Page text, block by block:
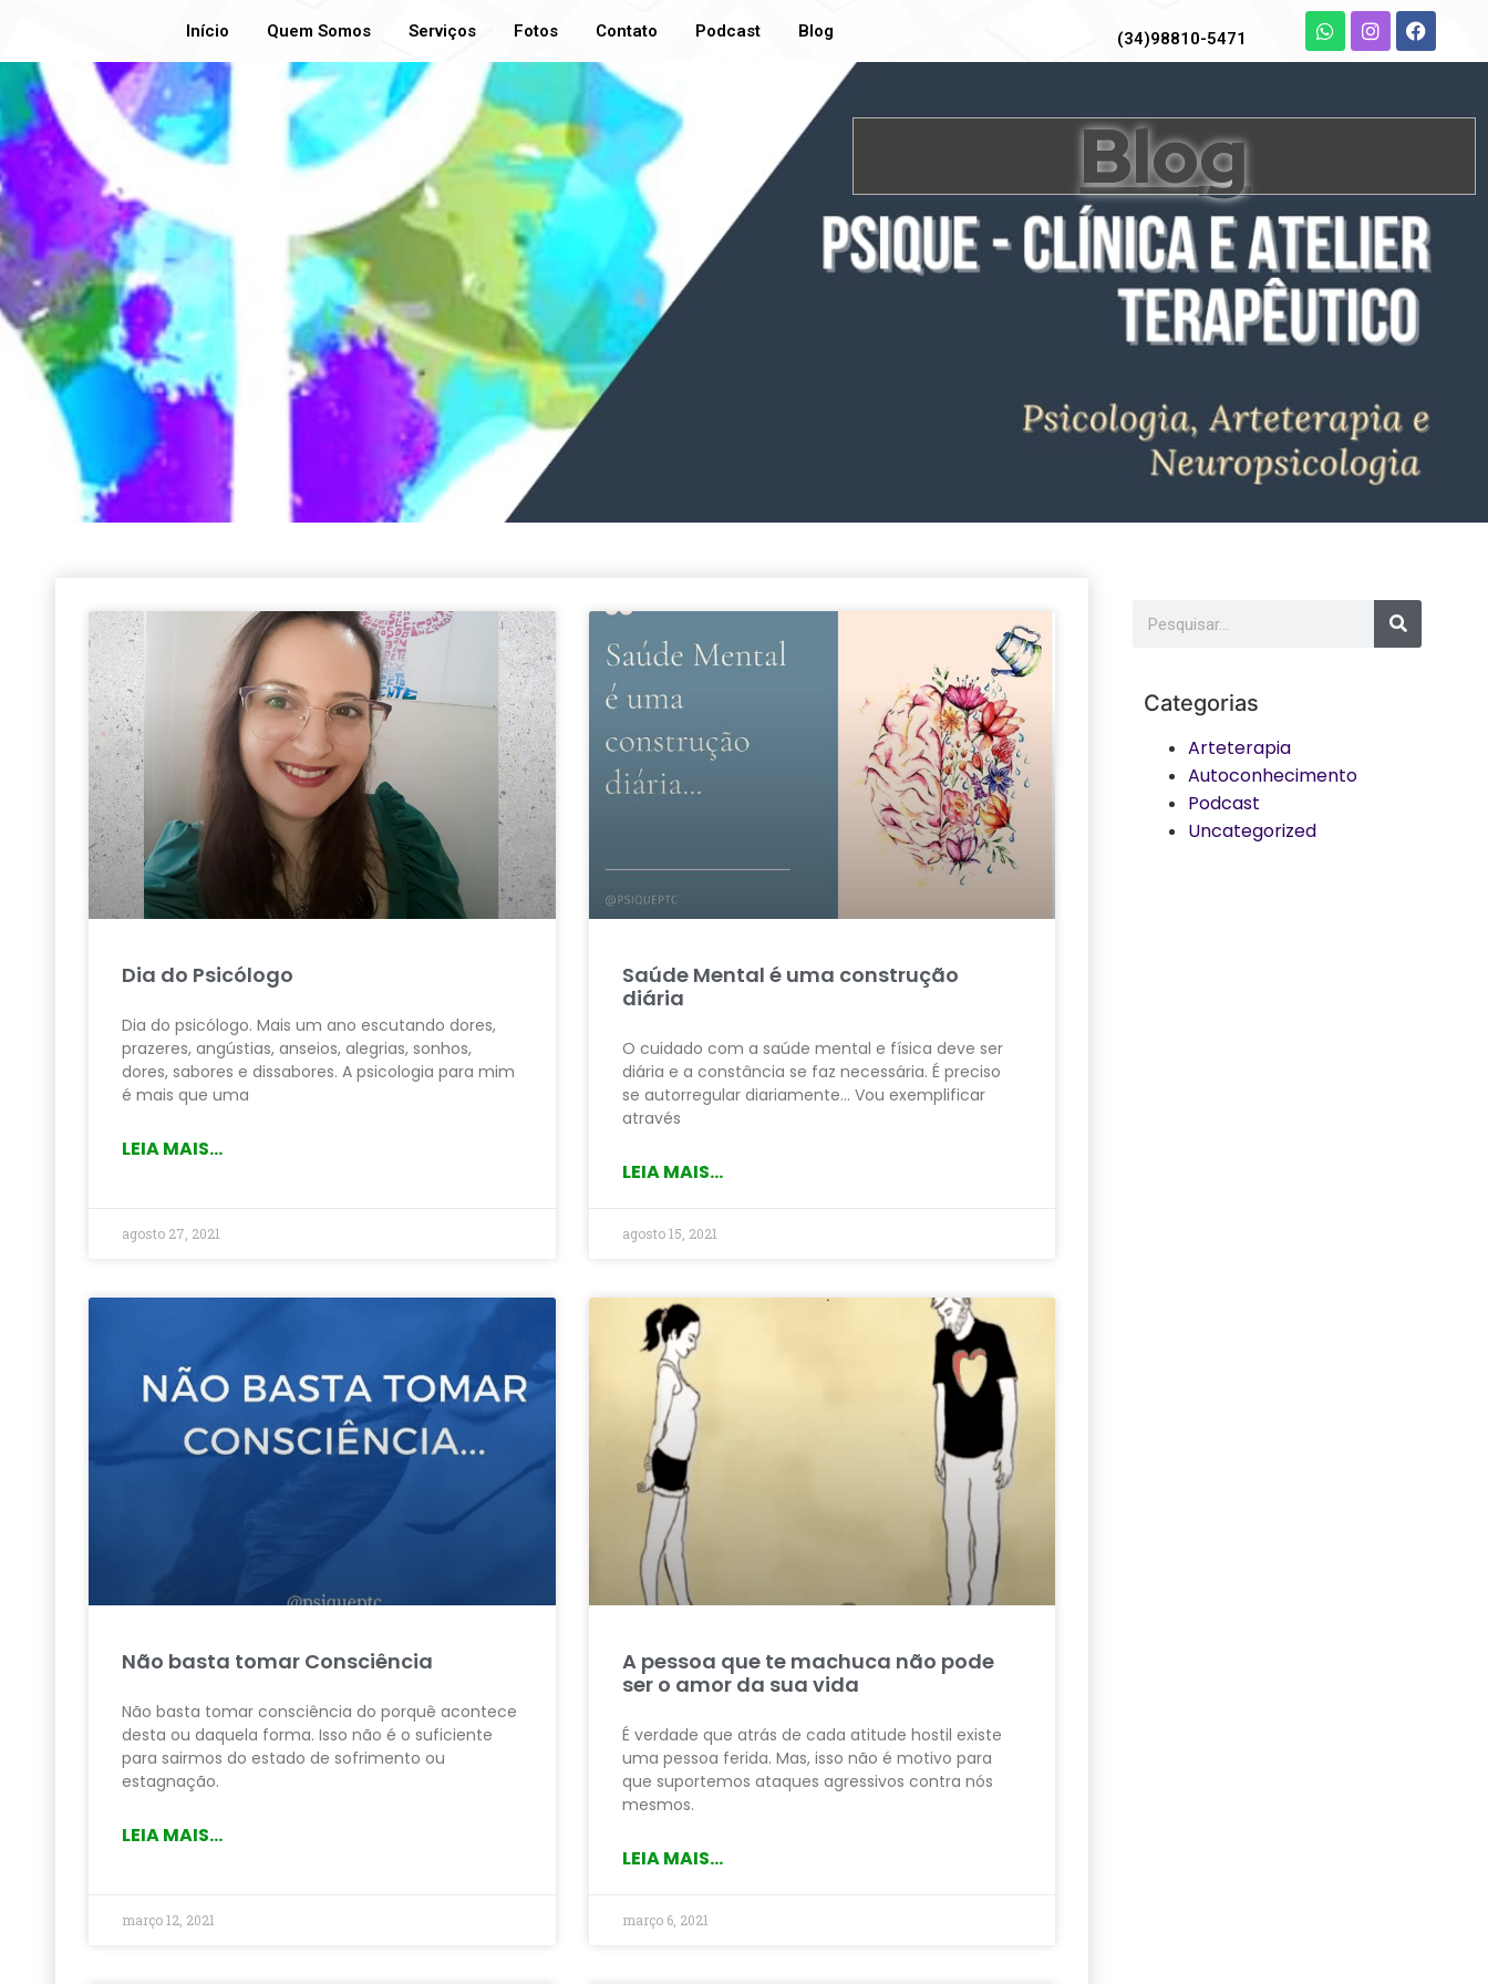
Início Quem Somos Serviços Fotos Contato Podcast Blog (34)98810-5471
Blog
Dia do Psicólogo
Dia do psicólogo. Mais um ano escutando dores,
prazeres, angústias, anseios, alegrias, sonhos,
dores, sabores e dissabores. A psicologia para mim
é mais que uma
LEIA MAIS...
agosto 27, 2021
Saúde Mental é uma construção
diária
O cuidado com a saúde mental e física deve ser
diária e a constância se faz necessária. É preciso
se autorregular diariamente… Vou exemplificar
através
LEIA MAIS...
agosto 15, 2021
Não basta tomar Consciência
Não basta tomar consciência do porquê acontece
desta ou daquela forma. Isso não é o suficiente
para sairmos do estado de sofrimento ou
estagnação.
LEIA MAIS...
março 12, 2021
A pessoa que te machuca não pode
ser o amor da sua vida
É verdade que atrás de cada atitude hostil existe
uma pessoa ferida. Mas, isso não é motivo para
que suportemos ataques agressivos contra nós
mesmos.
LEIA MAIS...
março 6, 2021
Categorias
Arteterapia
Autoconhecimento
Podcast
Uncategorized